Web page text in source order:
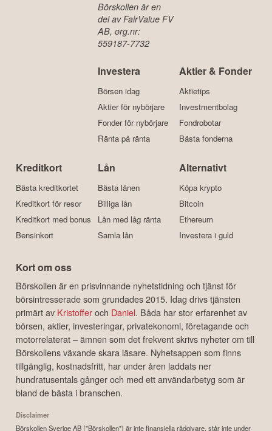
Börskollen är en
del av FairValue FV
AB, org.nr:
559187-7732
Investera
Börsen idag
Aktier för nybörjare
Fonder för nybörjare
Ränta på ränta
Aktier & Fonder
Aktietips
Investmentbolag
Fondrobotar
Bästa fonderna
Kreditkort
Bästa kreditkortet
Kreditkort för resor
Kreditkort med bonus
Bensinkort
Lån
Bästa lånen
Billiga lån
Lån med låg ränta
Samla lån
Alternativt
Köpa krypto
Bitcoin
Ethereum
Investera i guld
Kort om oss
Börskollen är en prisvinnande nyhetstidning och tjänst för
börsintresserade som grundades 2015. Idag drivs tjänsten
primärt av Kristofferoch Daniel. Båda har stor erfarenhet av
börsen, aktier, investeringar, privatekonomi, företagande och
motorrelaterat – ämnen som det frekvent skrivs nyheter om till
Börskollens växande skara läsare. Nyhetsappen som finns
tillgänglig, kostnadsfritt, har under åren laddats ner
hundratusentals gånger och med ett användarbetyg som är
bland de bästa i branschen.
Disclaimer
Börskollen Sverige AB ("Börskollen") är inte finansiella rådgivare, står inte under